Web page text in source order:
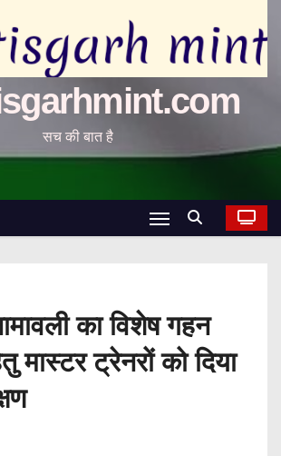
सच की बात है
का विशेष गहन
मास्टर ट्रेनरों को दिया